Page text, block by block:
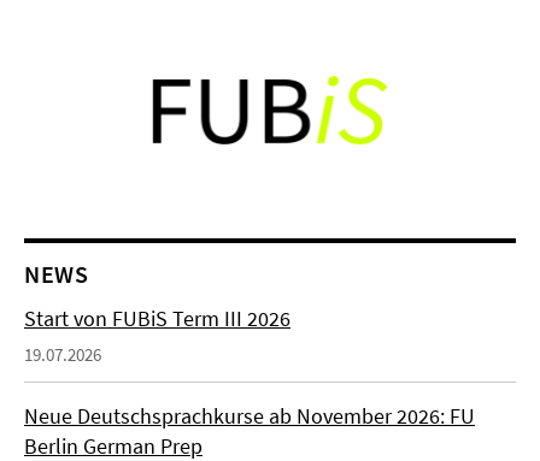
NEWS
Start von FUBiS Term III 2026
19.07.2026
Neue Deutschsprachkurse ab November 2026: FU
Berlin German Prep